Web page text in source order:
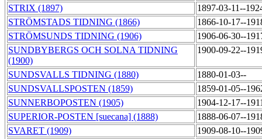
STRIX (1897)
1897-03-11--
STRÖMSTADS TIDNING (1866)
1866-10-17--
STRÖMSUNDS TIDNING (1906)
1906-06-30--
SUNDBYBERGS OCH SOLNA TIDNING
(1900)
1900-09-22--
SUNDSVALLS TIDNING (1880)
1880-01-03--
SUNDSVALLSPOSTEN (1859)
1859-01-05--
SUNNERBOPOSTEN (1905)
1904-12-17--
SUPERIOR-POSTEN [suecana] (1888)
1888-06-07--
SVARET (1909)
1909-08-10--